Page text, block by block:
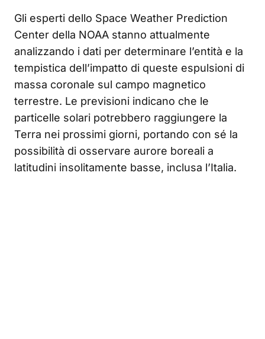
Gli esperti dello Space Weather Prediction
Center della NOAA stanno attualmente
analizzando i dati per determinare l’entità e la
tempistica dell’impatto di queste espulsioni di
massa coronale sul campo magnetico
terrestre. Le previsioni indicano che le
particelle solari potrebbero raggiungere la
Terra nei prossimi giorni, portando con sé la
possibilità di osservare aurore boreali a
latitudini insolitamente basse, inclusa l’Italia.